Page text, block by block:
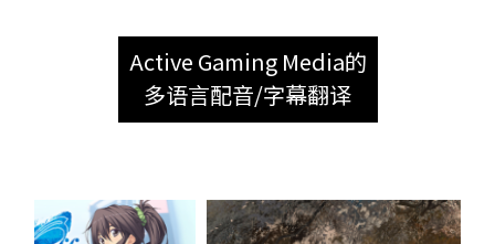
Active Gaming Media的
多语言配音/字幕翻译